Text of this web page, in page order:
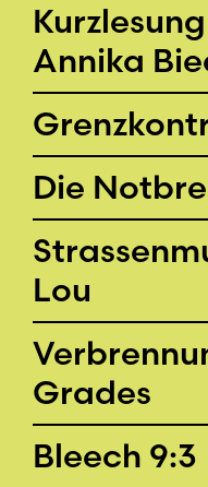
Annika
Die
Lou
Grades
Bleech 9:3